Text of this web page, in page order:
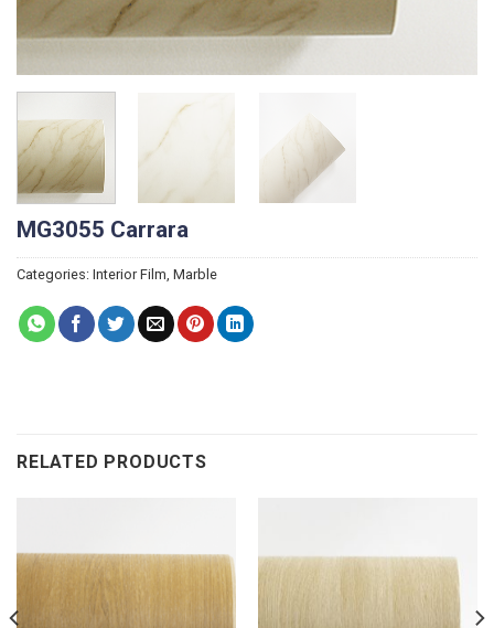
MG3055 Carrara
Categories: Interior Film Marble
RELATED PRODUCTS